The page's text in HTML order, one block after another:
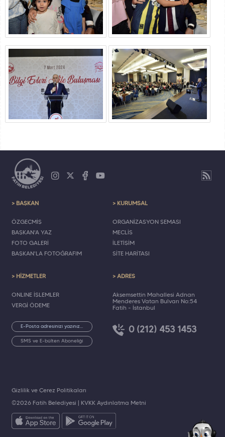
> BAŞKAN
ÖZGEÇMİŞ
BAŞKAN'A YAZ
FOTO GALERİ
BAŞKAN'LA FOTOĞRAFIM
> KURUMSAL
ORGANİZASYON ŞEMASI
MECLİS
İLETİŞİM
SİTE HARİTASI
> HİZMETLER
ONLINE İŞLEMLER
VERGİ ÖDEME
SMS ve E-bülten Aboneliği
> ADRES
Akşemsettin Mahallesi Adnan
Menderes Vatan Bulvarı No:54
Fatih - İstanbul
0 (212) 453 1453
©2026 Fatih Belediyesi | KVKK Aydınlatma Metni
Gizlilik ve Çerez Politikaları